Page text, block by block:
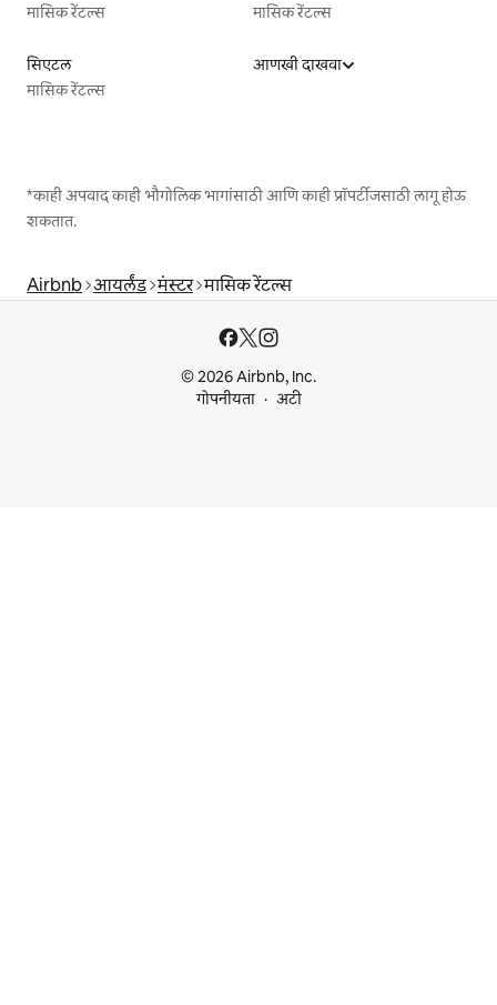
मासिक रेंटल्स
मासिक रेंटल्स
सिएटल
मासिक रेंटल्स
आणखी दाखवा
*काही अपवाद काही भौगोलिक भागांसाठी आणि काही प्रॉपर्टीजसाठी लागू होऊ
शकतात.
Airbnb आयर्लंड मंस्टर मासिक रेंटल्स
© 2026 Airbnb, Inc.
गोपनीयता
अटी